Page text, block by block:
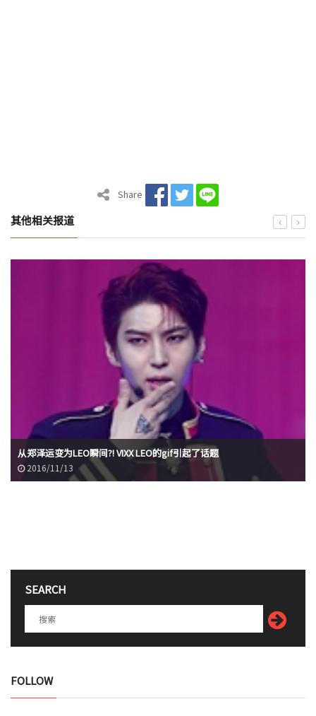
Share
其他相关报道
从郑泽运变为LEO瞬间?! VIXX LEO的gif引起了话题
2016/11/13
SEARCH
FOLLOW